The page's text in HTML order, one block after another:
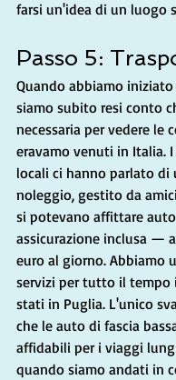
farsi un'idea di un luogo
Passo 5:
Quando abbiamo iniziato
siamo subito resi conto
necessaria per vedere le
eravamo venuti in Italia.
locali ci hanno parlato di
noleggio, gestito da
si potevano affittare
assicurazione inclusa —
euro al giorno. Abbiamo
servizi per tutto il tempo
stati in Puglia. L'unico
che le auto di fascia
affidabili per i viaggi
quando siamo andati in